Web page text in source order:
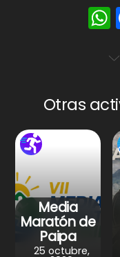
Otras
Media
Maratón de
Paipa
25 octubre,